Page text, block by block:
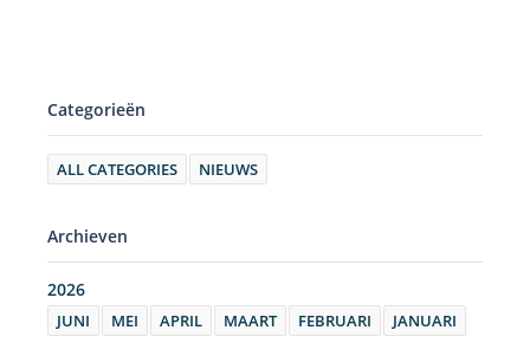
Categorieën
ALL CATEGORIES NIEUWS
Archieven
2026
JUNI MEI APRIL MAART FEBRUARI JANUARI